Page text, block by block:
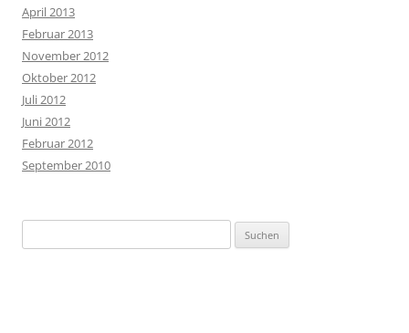
April 2013
Februar 2013
November 2012
Oktober 2012
Juli 2012
Juni 2012
Februar 2012
September 2010
nach: